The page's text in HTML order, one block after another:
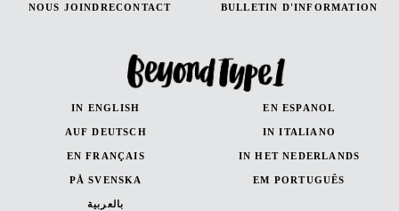
NOUS JOINDRECONTACT
BULLETIN D'INFORMATION
IN ENGLISH EN ESPANOL
AUF DEUTSCH IN ITALIANO
EN FRANÇAIS IN HET NEDERLANDS
PÅ SVENSKA EM PORTUGUÊS
بالعربية